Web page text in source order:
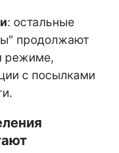
: остальные
продолжают
режиме,
с посылками